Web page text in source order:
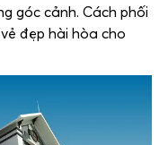
góc cảnh. Cách phối
đẹp hài hòa cho